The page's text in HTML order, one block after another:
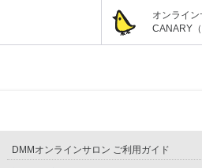
オンライ
CANARY（
DMMオンラインサロン ご利用ガイド